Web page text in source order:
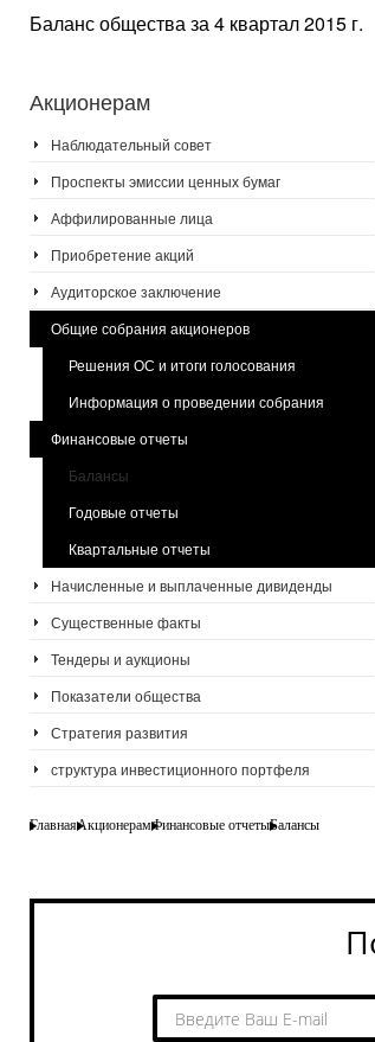
Баланс общества за 4 квартал 2015 г.
Акционерам
Наблюдательный совет
Проспекты эмиссии ценных бумаг
Аффилированные лица
Приобретение акций
Аудиторское заключение
Общие собрания акционеров
Решения ОС и итоги голосования
Информация о проведении собрания
Финансовые отчеты
Балансы
Годовые отчеты
Квартальные отчеты
Начисленные и выплаченные дивиденды
Существенные факты
Тендеры и аукционы
Показатели общества
Стратегия развития
структура инвестиционного портфеля
ГлавнаяАкционерамФинансовые отчетыБалансы